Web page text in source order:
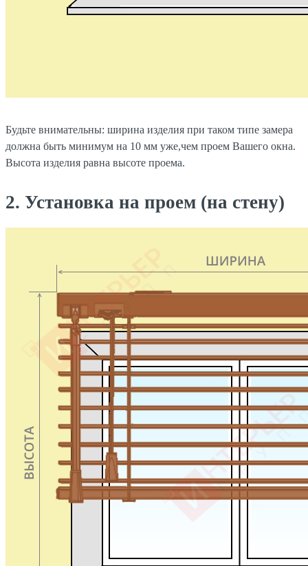
Будьте внимательны: ширина изделия при таком типе замера
должна быть минимум на 10 мм уже,чем проем Вашего окна.
Высота изделия равна высоте проема.
2. Установка на проем (на стену)